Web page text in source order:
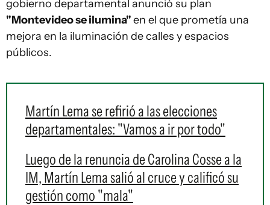
gobierno departamental anunció su plan
"Montevideo se ilumina"en el que prometía una
mejora en la iluminación de calles y espacios
públicos.
Martín Lema se refirió a las elecciones
departamentales: "Vamos a ir por todo"
Luego de la renuncia de Carolina Cosse a la
IM, Martín Lema salió al cruce y calificó su
gestión como "mala"